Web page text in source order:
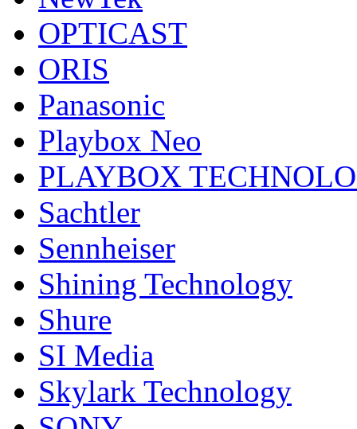
OPTICAST
ORIS
Panasonic
Playbox Neo
PLAYBOX
Sachtler
Sennheiser
Shining Technology
Shure
SI Media
Skylark Technology